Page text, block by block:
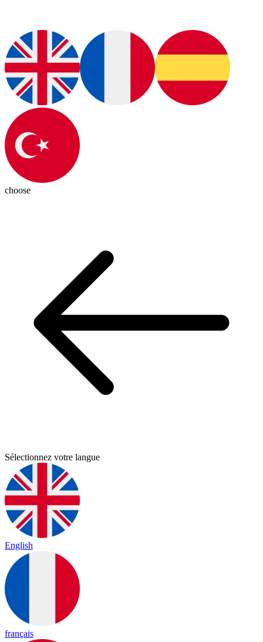
choose
Sélectionnez votre langue
English
français